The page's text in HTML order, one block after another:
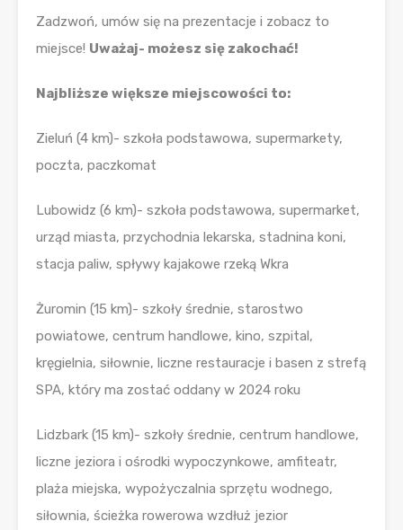
Zadzwoń, umów się na prezentacje i zobacz to
miejsce! Uważaj- możesz się zakochać!
Najbliższe większe miejscowości to:
Zieluń (4 km)- szkoła podstawowa, supermarkety,
poczta, paczkomat
Lubowidz (6 km)- szkoła podstawowa, supermarket,
urząd miasta, przychodnia lekarska, stadnina koni,
stacja paliw, spływy kajakowe rzeką Wkra
Żuromin (15 km)- szkoły średnie, starostwo
powiatowe, centrum handlowe, kino, szpital,
kręgielnia, siłownie, liczne restauracje i basen z strefą
SPA, który ma zostać oddany w 2024 roku
Lidzbark (15 km)- szkoły średnie, centrum handlowe,
liczne jeziora i ośrodki wypoczynkowe, amfiteatr,
plaża miejska, wypożyczalnia sprzętu wodnego,
siłownia, ścieżka rowerowa wzdłuż jezior